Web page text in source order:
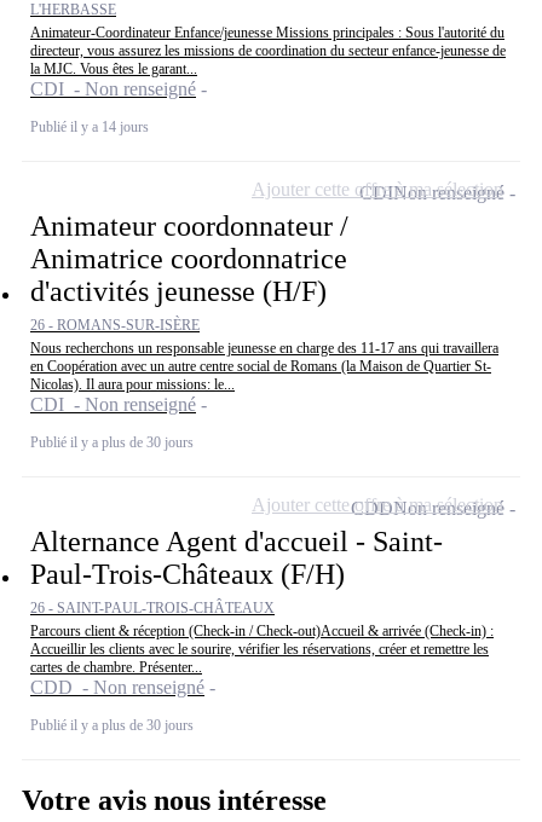
L'HERBASSE
Animateur-Coordinateur Enfance/jeunesse Missions principales : Sous l'autorité du
directeur, vous assurez les missions de coordination du secteur enfance-jeunesse de
la MJC. Vous êtes le garant...
CDI - Non renseigné
Publié il y a 14 jours
Animateur coordonnateur /
Animatrice coordonnatrice
d'activités jeunesse (H/F)
26 - ROMANS-SUR-ISÈRE
Nous recherchons un responsable jeunesse en charge des 11-17 ans qui travaillera
en Coopération avec un autre centre social de Romans (la Maison de Quartier St-
Nicolas). Il aura pour missions: le...
CDI - Non renseigné
Publié il y a plus de 30 jours
CDINon renseigné
Ajouter cette offre à ma sélection
Alternance Agent d'accueil - Saint-
Paul-Trois-Châteaux (F/H)
26 - SAINT-PAUL-TROIS-CHÂTEAUX
Parcours client & réception (Check-in / Check-out)Accueil & arrivée (Check-in) :
Accueillir les clients avec le sourire, vérifier les réservations, créer et remettre les
cartes de chambre. Présenter...
CDD - Non renseigné
Publié il y a plus de 30 jours
CDDNon renseigné
Ajouter cette offre à ma sélection
Votre avis nous intéresse